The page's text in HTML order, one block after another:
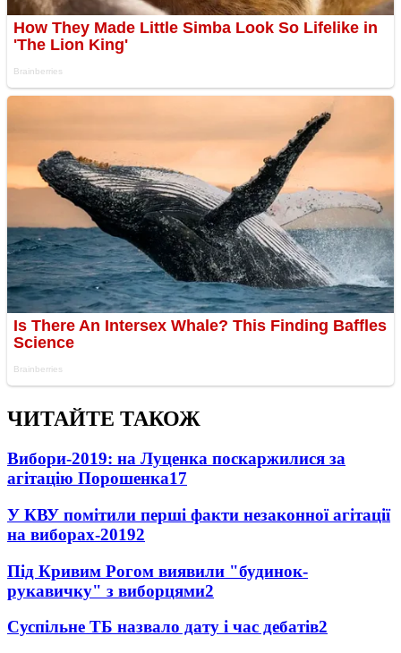
ЧИТАЙТЕ ТАКОЖ
Вибори-2019: на Луценка поскаржилися за
агітацію Порошенка17
У КВУ помітили перші факти незаконної агітації
на виборах-20192
Під Кривим Рогом виявили "будинок-
рукавичку" з виборцями2
Суспільне ТБ назвало дату і час дебатів2